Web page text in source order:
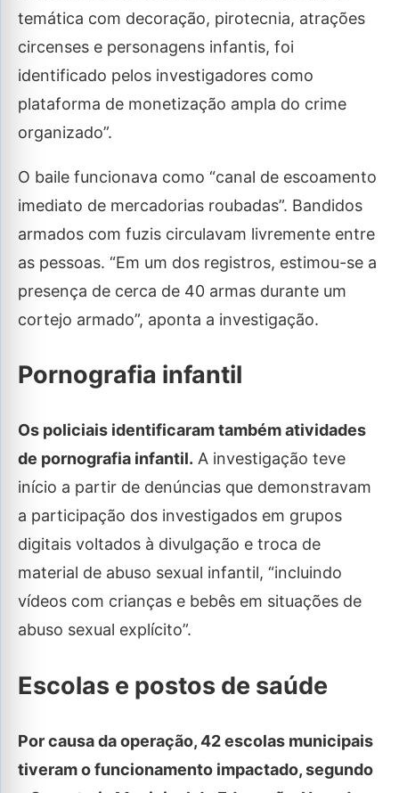
temática com decoração, pirotecnia, atrações
circenses e personagens infantis, foi
identificado pelos investigadores como
plataforma de monetização ampla do crime
organizado”.
O baile funcionava como “canal de escoamento
imediato de mercadorias roubadas”. Bandidos
armados com fuzis circulavam livremente entre
as pessoas. “Em um dos registros, estimou-se a
presença de cerca de 40 armas durante um
cortejo armado”, aponta a investigação.
Pornografia infantil
Os policiais identificaram também atividades
de pornografia infantil. A investigação teve
início a partir de denúncias que demonstravam
a participação dos investigados em grupos
digitais voltados à divulgação e troca de
material de abuso sexual infantil, “incluindo
vídeos com crianças e bebês em situações de
abuso sexual explícito”.
Escolas e postos de saúde
Por causa da operação, 42 escolas municipais
tiveram o funcionamento impactado, segundo